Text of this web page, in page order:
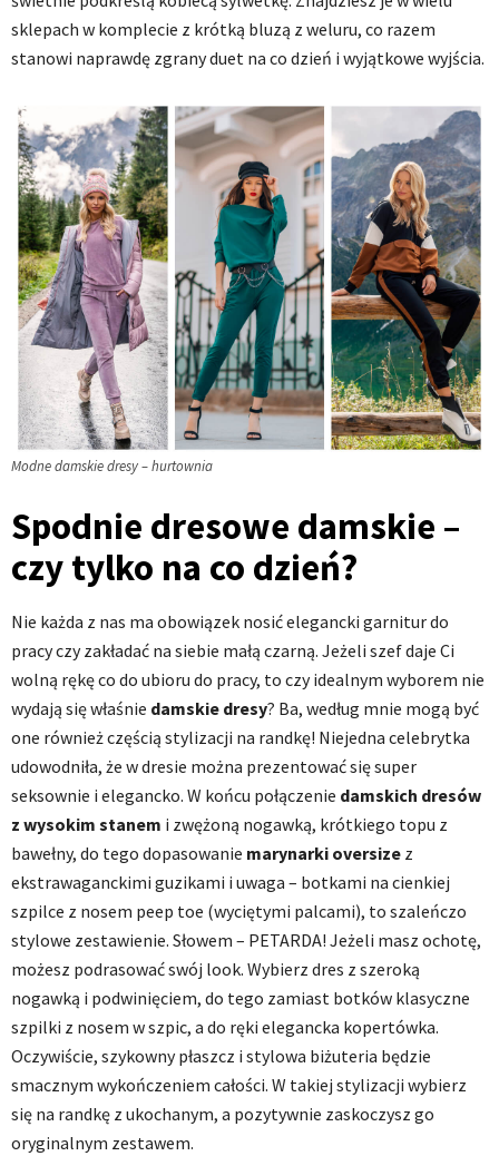
sklepach w komplecie z krótką bluzą z weluru, co razem
stanowi naprawdę zgrany duet na co dzień i wyjątkowe wyjścia.
Modne damskie dresy – hurtownia
Spodnie dresowe damskie –
czy tylko na co dzień?
Nie każda z nas ma obowiązek nosić elegancki garnitur do
pracy czy zakładać na siebie małą czarną. Jeżeli szef daje Ci
wolną rękę co do ubioru do pracy, to czy idealnym wyborem nie
wydają się właśnie damskie dresy? Ba, według mnie mogą być
one również częścią stylizacji na randkę! Niejedna celebrytka
udowodniła, że w dresie można prezentować się super
seksownie i elegancko. W końcu połączenie damskich dresów
z wysokim stanem i zwężoną nogawką, krótkiego topu z
bawełny, do tego dopasowanie marynarki oversize z
ekstrawaganckimi guzikami i uwaga – botkami na cienkiej
szpilce z nosem peep toe (wyciętymi palcami), to szaleńczo
stylowe zestawienie. Słowem – PETARDA! Jeżeli masz ochotę,
możesz podrasować swój look. Wybierz dres z szeroką
nogawką i podwinięciem, do tego zamiast botków klasyczne
szpilki z nosem w szpic, a do ręki elegancka kopertówka.
Oczywiście, szykowny płaszcz i stylowa biżuteria będzie
smacznym wykończeniem całości. W takiej stylizacji wybierz
się na randkę z ukochanym, a pozytywnie zaskoczysz go
oryginalnym zestawem.